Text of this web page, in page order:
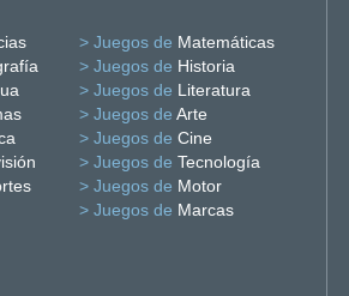
> Juegos de Matemáticas
> Juegos de Historia
> Juegos de Literatura
> Juegos de Arte
> Juegos de Cine
> Juegos de Tecnología
> Juegos de Motor
> Juegos de Marcas